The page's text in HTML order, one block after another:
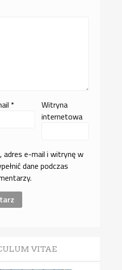
*
Witryna
internetowa
adres e-mail i witrynę w
dane podczas
VITAE